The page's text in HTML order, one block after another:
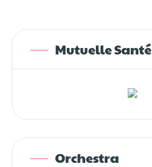
Mutuelle Santé
Orchestra